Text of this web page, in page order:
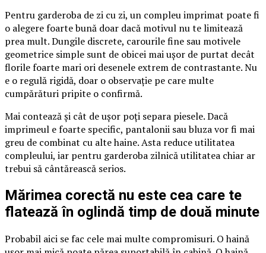
Pentru garderoba de zi cu zi, un compleu imprimat poate fi
o alegere foarte bună doar dacă motivul nu te limitează
prea mult. Dungile discrete, carourile fine sau motivele
geometrice simple sunt de obicei mai ușor de purtat decât
florile foarte mari ori desenele extrem de contrastante. Nu
e o regulă rigidă, doar o observație pe care multe
cumpărături pripite o confirmă.
Mai contează și cât de ușor poți separa piesele. Dacă
imprimeul e foarte specific, pantalonii sau bluza vor fi mai
greu de combinat cu alte haine. Asta reduce utilitatea
compleului, iar pentru garderoba zilnică utilitatea chiar ar
trebui să cântărească serios.
Mărimea corectă nu este cea care te
flatează în oglindă timp de două minute
Probabil aici se fac cele mai multe compromisuri. O haină